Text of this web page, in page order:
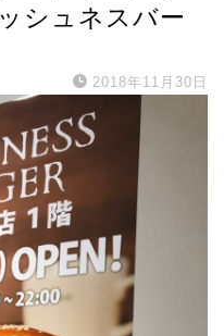
シュネスバー
2018年11月30日